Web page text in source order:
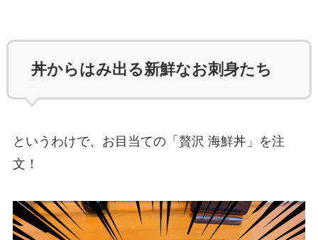
丼からはみ出る新鮮なお刺身たち
というわけで、お目当ての「贅沢 海鮮丼」を注
文！